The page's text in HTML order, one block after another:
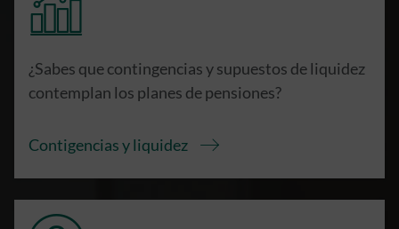
¿Sabes que contingencias y supuestos de liquidez
contemplan los planes de pensiones?
Contigencias y liquidez